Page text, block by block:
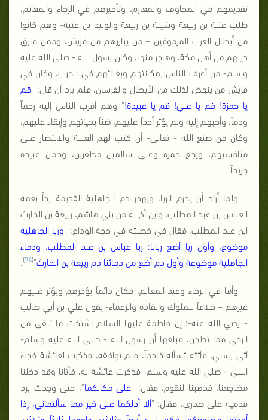
تقديمهم في المخاوف والمغارم، وتأخيرهم في الرخاء والمغانم،
طلب عتبة بن ربيعة وشيبة بن ربيعة والوليد بن عتبة- وهم كانوا
من أبطال العرب المرموقين – من يبارزهم من قريش، وممن فارق
دينهم من أهل مكة، وهاجر منها، وكان رسول الله - صلى الله عليه
وسلم- من أعرف الناس بمكانتهم وبغنائهم في الحرب، وكان في
قريش من ينهض لذلك من الأبطال والفرسان، فلم يزد أن قال: "قم
يا حمزة! قم يا علي! قم يا عبيدة!" وهم أقرب الناس إليه رحماً
ودماً، وأحبهم إليه ولم يؤثر أحداً عليهم، ضناً بحياتهم وإبقاء عليهم،
وكان من صنع الله - تعالى- أن كتب لهم الغلبة والانتصار على
منافسيهم، ورجع حمزة وعلي سالمين مظفرين، وحمل عبيدة
جريحاً.
ولما أراد أن يحرم الربا، ويهدر دم الجاهلية القديمة بدأ بعمه
العباس بن عبد المطلب، وابن أخ له من بني هاشم، ربيعة بن الحارث
ابن عبد المطلب. فقال في خطبته في حجة الوداع: "وربا الجاهلية
موضوع، وأول ربا أضع ربانا: ربا عباس بن عبد المطلب، ودماء
الجاهلية موضوعة وأول دم أضع من دمائنا دم ربيعة بن الحارث"
(
24
)
.
وأما في الرخاء وعند المغانم، فكان دائماً يؤخرهم ويؤثر عليهم
غيرهم – خلافاً للملوك والقادة والزعماء- يقول علي بن أبي طالب
- رضي الله عنه-: إن فاطمة عليها السلام اشتكت ما تلقى من
الرحى مما تطحن، فبلغها أن رسول الله - صلى الله عليه وسلم-
أتى بسبي، فأتته تسأله خادماً، فلم توافقه، فذكرت لعائشة فجاء
النبي - صلى الله عليه وسلم- فذكرت عائشة له، فأتانا وقد دخلنا
مضاجعنا، فذهبنا لنقوم، فقال: "على مكانكما"، حتى وجدت برد
قدميه على صدري، فقال: "ألا أدلكما على خير مما سألتماني، إذا